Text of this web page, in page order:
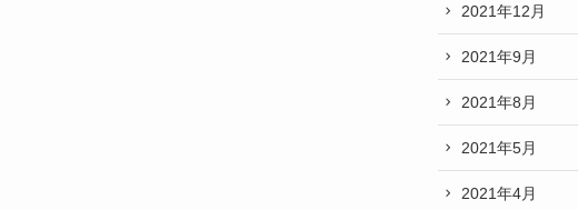
2021年12月
2021年9月
2021年8月
2021年5月
2021年4月